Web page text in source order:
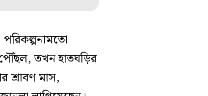
পৌঁছল, তখন হাতঘড়ির
শ্রাবণ মাস,